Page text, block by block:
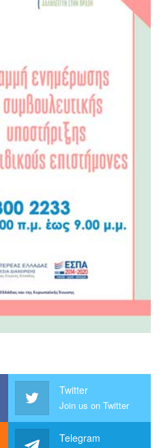
Twitter
Join us on Twitter
Telegram